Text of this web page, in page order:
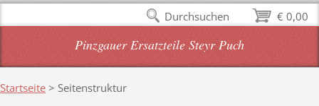
Pinzgauer Ersatzteile Steyr Puch
Startseite > Seitenstruktur
€ 0,00
Durchsuchen